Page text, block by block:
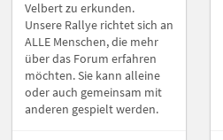
Velbert zu erkunden.
Unsere Rallye richtet sich an
ALLE Menschen, die mehr
über das Forum erfahren
möchten. Sie kann alleine
oder auch gemeinsam mit
anderen gespielt werden.